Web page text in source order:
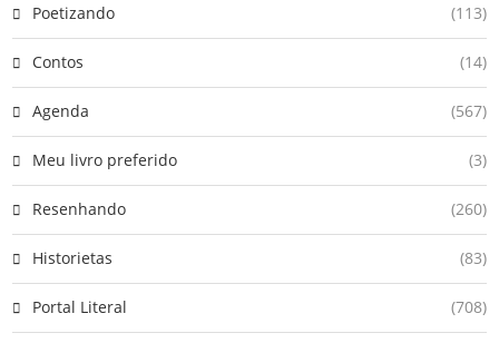
Poetizando (113)
Contos (14)
Agenda (567)
Meu livro preferido (3)
Resenhando (260)
Historietas (83)
Portal Literal (708)